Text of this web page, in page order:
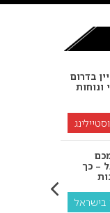
בדרום
ונוחות
– כך
בישראל